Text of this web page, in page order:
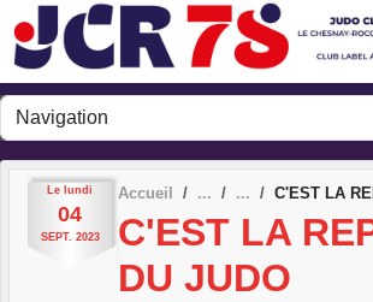
Le lundi
04
SEPT. 2023
Accueil C'EST LA
C'EST LA
DU JUDO
Panneau de gestion des cookies